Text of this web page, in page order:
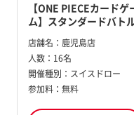
【ONE PIECEカードゲ
ム】スタンダードバト
店舗名： 鹿児島店
人数： 16名
開催種別： スイスドロー
参加料： 無料